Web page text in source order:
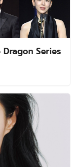
Dragon Series